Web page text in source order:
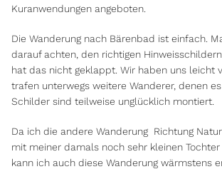
Kuranwendungen angeboten.
Die Wanderung nach Bärenbad ist einfach.
darauf achten, den richtigen
hat das nicht geklappt. Wir haben uns leicht
trafen unterwegs weitere Wanderer, denen
Schilder sind teilweise unglücklich montiert.
Da ich die andere Wanderung Richtung
mit meiner damals noch sehr kleinen
kann ich auch diese Wanderung wärmstens